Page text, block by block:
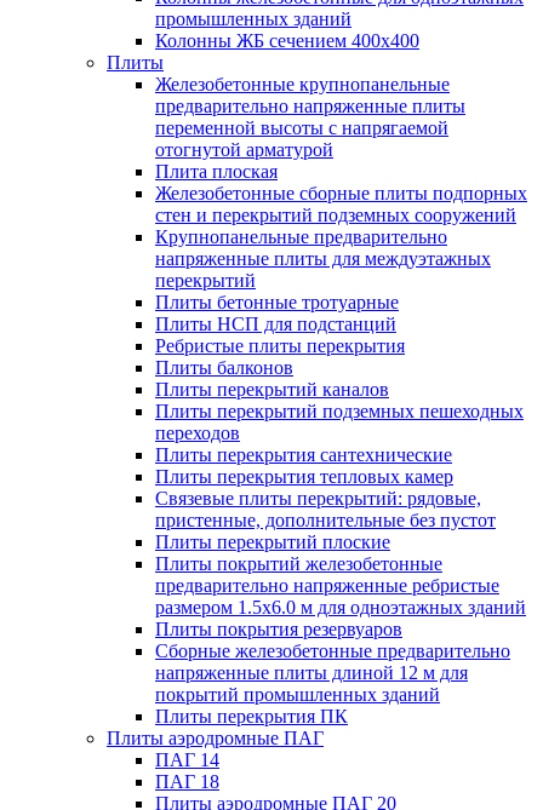
промышленных зданий
Колонны ЖБ сечением 400х400
Плиты
Железобетонные крупнопанельные
предварительно напряженные плиты
переменной высоты с напрягаемой
отогнутой арматурой
Плита плоская
Железобетонные сборные плиты подпорных
стен и перекрытий подземных сооружений
Крупнопанельные предварительно
напряженные плиты для междуэтажных
перекрытий
Плиты бетонные тротуарные
Плиты НСП для подстанций
Ребристые плиты перекрытия
Плиты балконов
Плиты перекрытий каналов
Плиты перекрытий подземных пешеходных
переходов
Плиты перекрытия сантехнические
Плиты перекрытия тепловых камер
Связевые плиты перекрытий: рядовые,
пристенные, дополнительные без пустот
Плиты перекрытий плоские
Плиты покрытий железобетонные
предварительно напряженные ребристые
размером 1.5х6.0 м для одноэтажных зданий
Плиты покрытия резервуаров
Сборные железобетонные предварительно
напряженные плиты длиной 12 м для
покрытий промышленных зданий
Плиты перекрытия ПК
Плиты аэродромные ПАГ
ПАГ 14
ПАГ 18
Плиты аэродромные ПАГ 20